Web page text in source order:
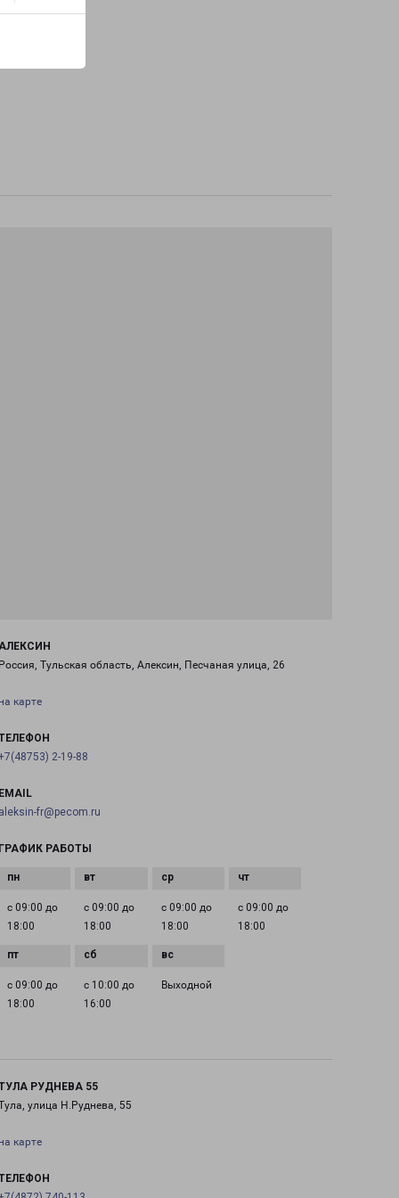
Тульская область, Алексин, Песчаная улица, 26
карте
2-19-88
fr@pecom.ru
РАБОТЫ
с 09:00 до
18:00
с 09:00 до
18:00
с 09:00 до
18:00
с 09:00 до
18:00
с 09:00 до
18:00
с 10:00 до
16:00
Выходной
РУДНЕВА 55
улица Н.Руднева, 55
карте